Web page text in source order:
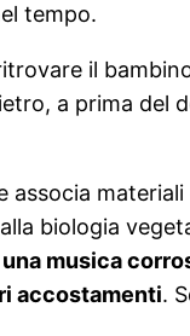
tempo.
il
a prima del
associa
biologia
musica
accostamenti.